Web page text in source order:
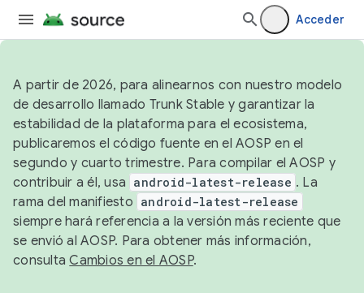
Acceder
A partir de 2026, para alinearnos con nuestro modelo
de desarrollo llamado Trunk Stable y garantizar la
estabilidad de la plataforma para el ecosistema,
publicaremos el código fuente en el AOSP en el
segundo y cuarto trimestre. Para compilar el AOSP y
contribuir a él, usa android-latest-release . La
rama del manifiesto android-latest-release
siempre hará referencia a la versión más reciente que
se envió al AOSP. Para obtener más información,
consultaCambios en el AOSP.